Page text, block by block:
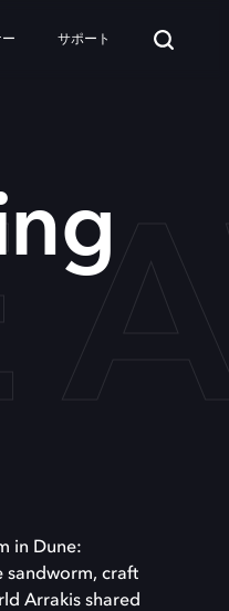
サポート
in Dune:
sandworm, craft
Arrakis shared